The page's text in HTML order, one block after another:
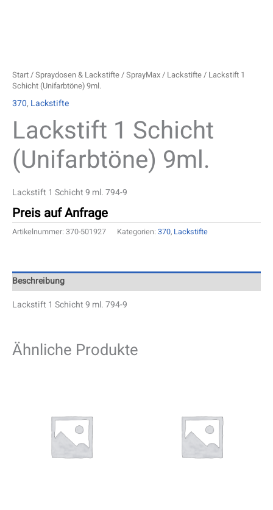
Start/Spraydosen & Lackstifte/SprayMax/ Lackstifte/ Lackstift 1
Schicht (Unifarbtöne) 9ml.
370, Lackstifte
Lackstift 1 Schicht
(Unifarbtöne) 9ml.
Lackstift 1 Schicht 9 ml. 794-9
Preis auf Anfrage
Artikelnummer: 370-501927 Kategorien: 370, Lackstifte
Beschreibung
Lackstift 1 Schicht 9 ml. 794-9
Ähnliche Produkte